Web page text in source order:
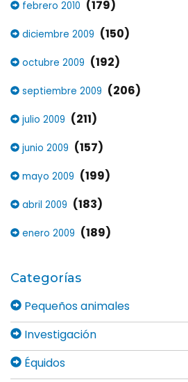
febrero 2010 (179)
diciembre 2009 (150)
octubre 2009 (192)
septiembre 2009 (206)
julio 2009 (211)
junio 2009 (157)
mayo 2009 (199)
abril 2009 (183)
enero 2009 (189)
Categorías
Pequeños animales
Investigación
Équidos